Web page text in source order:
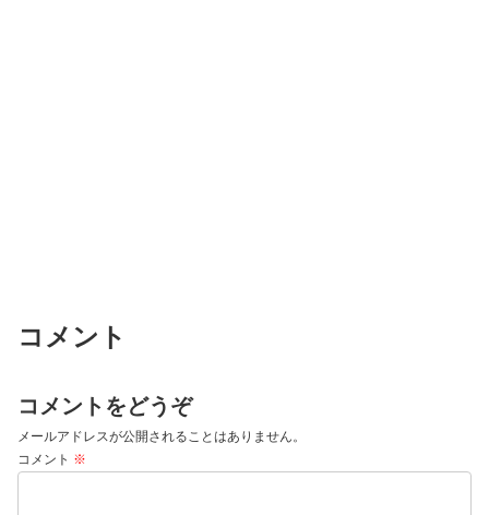
コメント
コメントをどうぞ
メールアドレスが公開されることはありません。
コメント ※